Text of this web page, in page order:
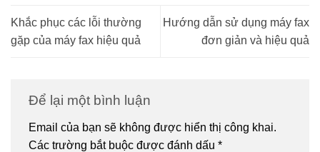
Khắc phục các lỗi thường
gặp của máy fax hiệu quả
Hướng dẫn sử dụng máy fax
đơn giản và hiệu quả
Để lại một bình luận
Email của bạn sẽ không được hiển thị công khai.
Các trường bắt buộc được đánh dấu *